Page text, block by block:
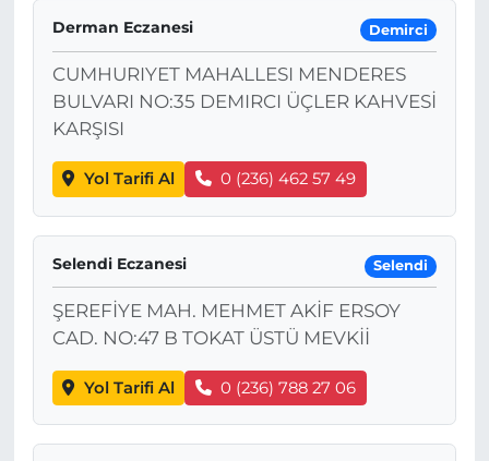
Derman Eczanesi Demirci
CUMHURIYET MAHALLESI MENDERES
BULVARI NO:35 DEMIRCI ÜÇLER KAHVESİ
KARŞISI
Yol Tarifi Al 0 (236) 462 57 49
Selendi Eczanesi Selendi
ŞEREFİYE MAH. MEHMET AKİF ERSOY
CAD. NO:47 B TOKAT ÜSTÜ MEVKİİ
Yol Tarifi Al 0 (236) 788 27 06